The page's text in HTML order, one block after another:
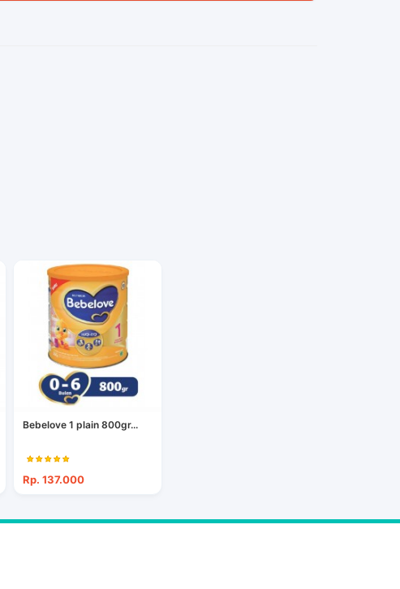
Bebelove 1 plain 800gr...
Rp. 137.000